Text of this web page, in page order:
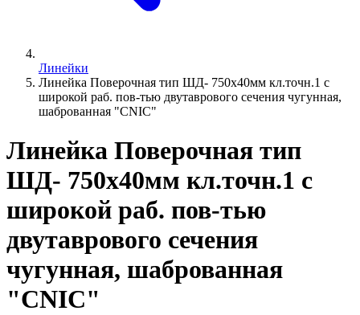
Линейки
Линейка Поверочная тип ШД- 750х40мм кл.точн.1 с
широкой раб. пов-тью двутаврового сечения чугунная,
шаброванная "CNIC"
Линейка Поверочная тип
ШД- 750х40мм кл.точн.1 с
широкой раб. пов-тью
двутаврового сечения
чугунная, шаброванная
"CNIC"